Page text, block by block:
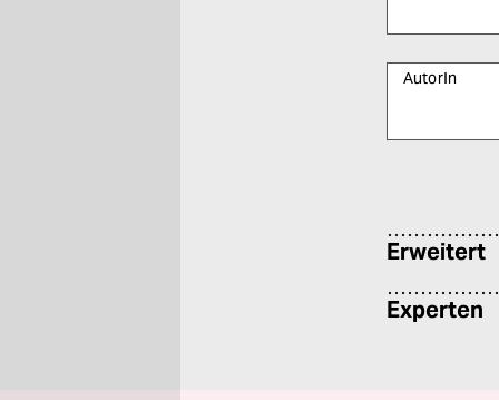
AutorIn
Erweitert
Experten